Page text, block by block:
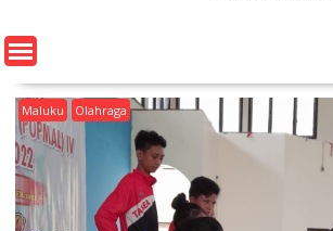
e
n
Maluku Olahraga